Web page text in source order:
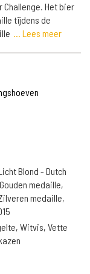
Challenge. Het bier
tijdens de
... Lees meer
Blond - Dutch
medaille,
medaille,
Witvis, Vette